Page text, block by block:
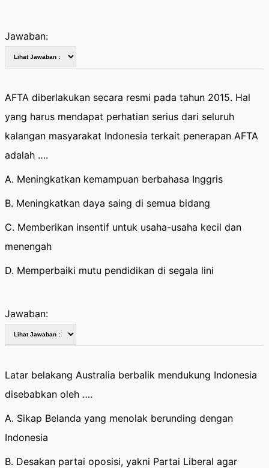
Jawaban:
AFTA diberlakukan secara resmi pada tahun 2015. Hal
yang harus mendapat perhatian serius dari seluruh
kalangan masyarakat Indonesia terkait penerapan AFTA
adalah ….
A. Meningkatkan kemampuan berbahasa Inggris
B. Meningkatkan daya saing di semua bidang
C. Memberikan insentif untuk usaha-usaha kecil dan
menengah
D. Memperbaiki mutu pendidikan di segala lini
Jawaban:
Latar belakang Australia berbalik mendukung Indonesia
disebabkan oleh ….
A. Sikap Belanda yang menolak berunding dengan
Indonesia
B. Desakan partai oposisi, yakni Partai Liberal agar